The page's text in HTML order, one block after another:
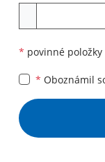
* povinné položky
* Oboznámil
Google